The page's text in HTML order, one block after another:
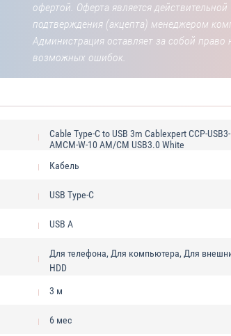
офертой. Оферта является
подтверждения (акцепта) менеджером
Администрация оставляет за собой право
возможных ошибок.
Cable Type-C to USB 3m Cablexpert CCP-USB3-
AMCM-W-10 AM/CM USB3.0 White
Кабель
USB Type-C
USB A
Для телефона, Для компьютера, Для
HDD
3 м
6 мес